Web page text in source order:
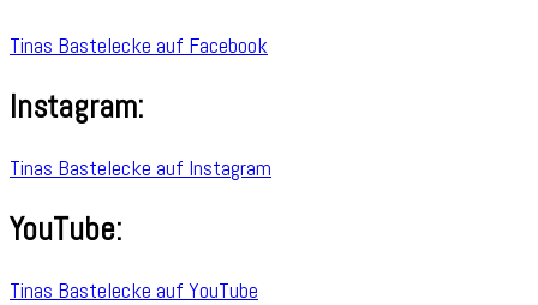
Tinas Bastelecke auf Facebook
Instagram:
Tinas Bastelecke auf Instagram
YouTube:
Tinas Bastelecke auf YouTube